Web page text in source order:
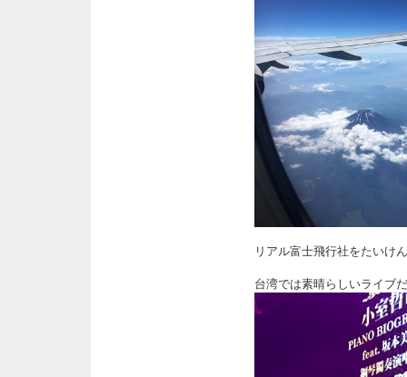
リアル富士飛行社をたいけ
台湾では素晴らしいライブ